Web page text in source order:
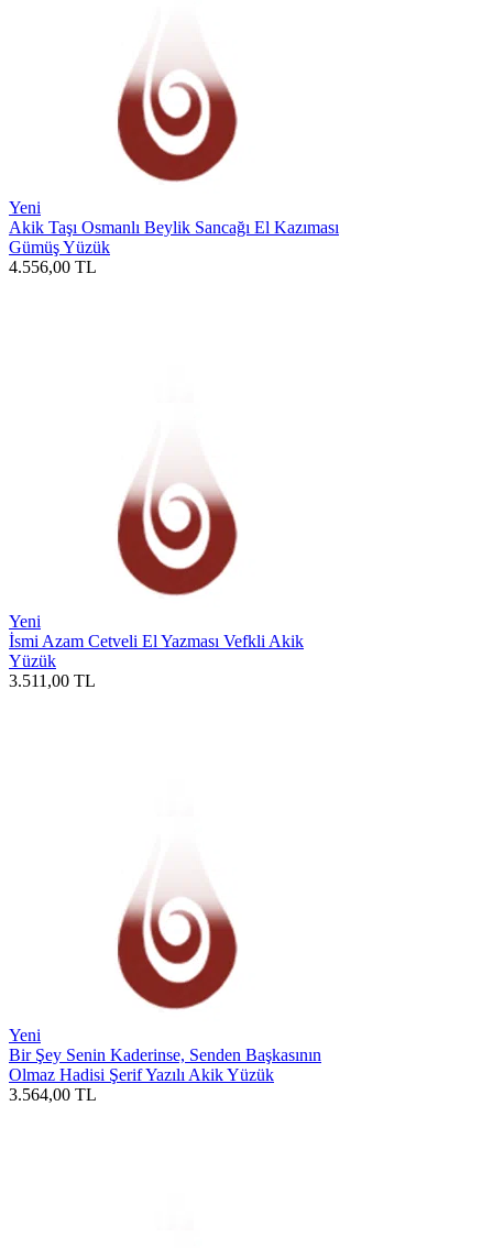
Yeni
Akik Taşı Osmanlı Beylik Sancağı El Kazıması
Gümüş Yüzük
4.556,00 TL
Yeni
İsmi Azam Cetveli El Yazması Vefkli Akik
Yüzük
3.511,00 TL
Yeni
Bir Şey Senin Kaderinse, Senden Başkasının
Olmaz Hadisi Şerif Yazılı Akik Yüzük
3.564,00 TL